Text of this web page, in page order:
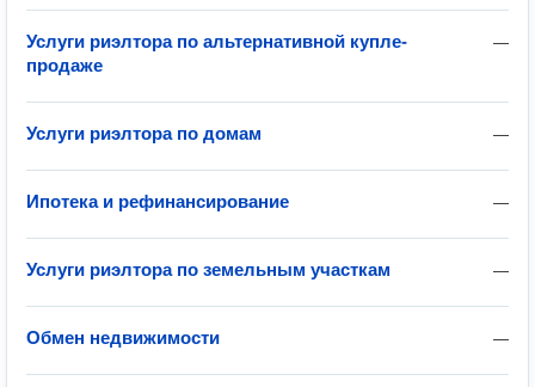
—
Услуги риэлтора по альтернативной купле-
продаже
—
Услуги риэлтора по домам
—
Ипотека и рефинансирование
—
Услуги риэлтора по земельным участкам
—
Обмен недвижимости